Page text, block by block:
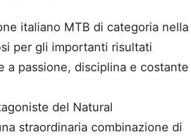
italiano MTB di categoria nella
per gli importanti risultati
a passione, disciplina e costante
del Natural
straordinaria combinazione di